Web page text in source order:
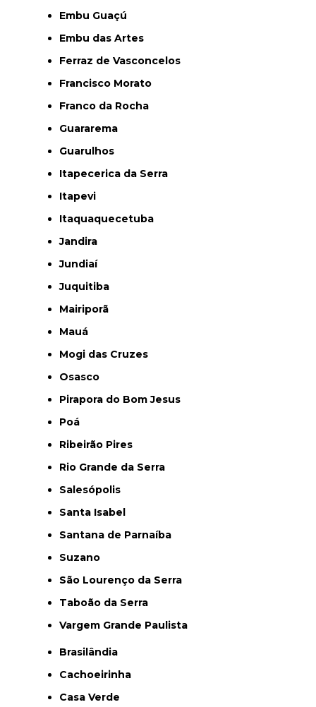
Embu Guaçú
Embu das Artes
Ferraz de Vasconcelos
Francisco Morato
Franco da Rocha
Guararema
Guarulhos
Itapecerica da Serra
Itapevi
Itaquaquecetuba
Jandira
Jundiaí
Juquitiba
Mairiporã
Mauá
Mogi das Cruzes
Osasco
Pirapora do Bom Jesus
Poá
Ribeirão Pires
Rio Grande da Serra
Salesópolis
Santa Isabel
Santana de Parnaíba
Suzano
São Lourenço da Serra
Taboão da Serra
Vargem Grande Paulista
Brasilândia
Cachoeirinha
Casa Verde